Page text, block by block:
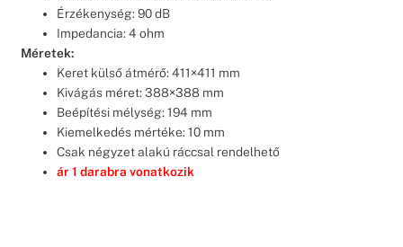
Érzékenység: 90 dB
Impedancia: 4 ohm
Méretek:
Keret külső átmérő: 411×411 mm
Kivágás méret: 388×388 mm
Beépítési mélység: 194 mm
Kiemelkedés mértéke: 10 mm
Csak négyzet alakú ráccsal rendelhető
ár 1 darabra vonatkozik